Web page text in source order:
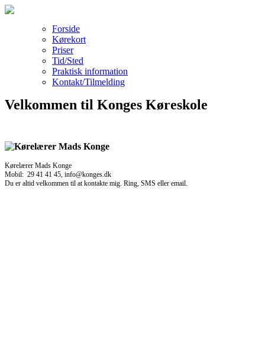
Forside
Kørekort
Priser
Tid/Sted
Praktisk information
Kontakt/Tilmelding
Velkommen til Konges Køreskole
Kørelærer Mads Konge
Mobil: 29 41 41 45, info@konges.dk
Du er altid velkommen til at kontakte mig. Ring, SMS eller email.